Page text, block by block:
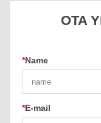
OTA
*Name
*E-mail